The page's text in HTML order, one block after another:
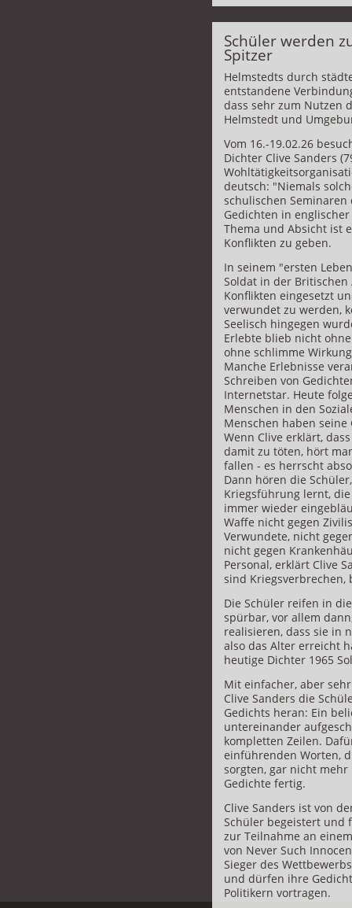
Schüler werden
Spitzer
Helmstedts durch
entstandene
dass sehr zum Nutzen
Helmstedt und
Vom 16.-19.02.26
Dichter Clive Sanders
deutsch: "Niemals
schulischen
Gedichten in
Thema und Absicht ist
Konflikten zu geben.
In seinem "ersten
Soldat in der Britischen
Konflikten eingesetzt
verwundet zu werden,
Seelisch hingegen
Erlebte blieb nicht
ohne schlimme
Manche Erlebnisse
Schreiben von
Internetstar. Heute
Menschen in den
Menschen haben
Wenn Clive erklärt,
damit zu töten, hört
fallen - es herrscht
Dann hören die
Kriegsführung lernt,
immer wieder
Waffe nicht gegen
Verwundete, nicht
nicht gegen
Personal, erklärt Clive
sind
Die Schüler reifen in
spürbar, vor allem
realisieren, dass sie in
also das Alter erreicht
heutige Dichter 1965
Mit einfacher, aber
Clive Sanders die
Gedichts heran: Ein
untereinander
kompletten Zeilen.
einführenden Worten,
sorgten, gar nicht
Gedichte fertig.
Clive Sanders ist von
Schüler begeistert und
zur Teilnahme an
von Never Such
Sieger des
und dürfen ihre
Politikern vortragen.